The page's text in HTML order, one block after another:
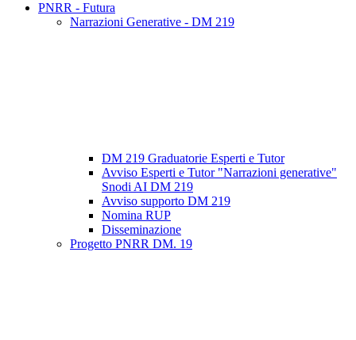
PNRR - Futura
Narrazioni Generative - DM 219
DM 219 Graduatorie Esperti e Tutor
Avviso Esperti e Tutor "Narrazioni generative"
Snodi AI DM 219
Avviso supporto DM 219
Nomina RUP
Disseminazione
Progetto PNRR DM. 19